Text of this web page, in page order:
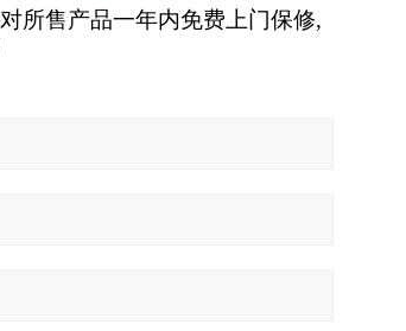
对所售产品一年内免费上门保修,